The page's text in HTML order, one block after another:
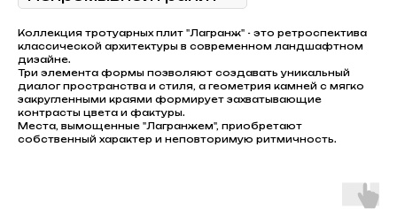
Коллекция тротуарных плит "Лагранж" - это ретроспектива
классической архитектуры в современном ландшафтном
дизайне.
Три элемента формы позволяют создавать уникальный
диалог пространства и стиля, а геометрия камней с мягко
закругленными краями формирует захватывающие
контрасты цвета и фактуры.
Места, вымощенные "Лагранжем", приобретают
собственный характер и неповторимую ритмичность.